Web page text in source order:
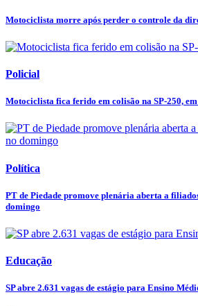
Motociclista morre após perder o controle da
Policial
Motociclista fica ferido em colisão na SP-250,
Política
PT de Piedade promove plenária aberta a
domingo
Educação
SP abre 2.631 vagas de estágio para Ensino